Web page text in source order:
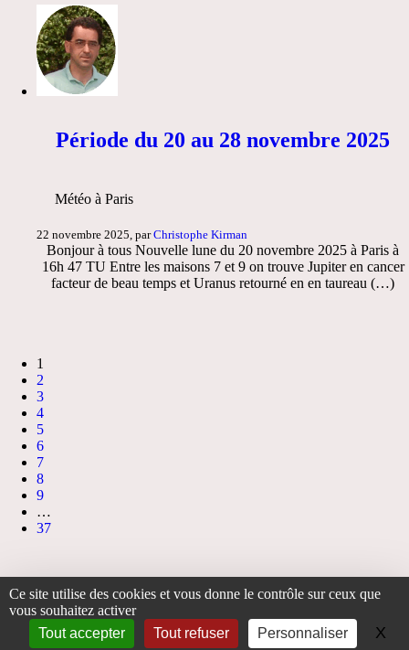
Période du 20 au 28 novembre 2025
Météo à Paris
22 novembre 2025, parChristophe Kirman
Bonjour à tous Nouvelle lune du 20 novembre 2025 à Paris à
16h 47 TU Entre les maisons 7 et 9 on trouve Jupiter en cancer
facteur de beau temps et Uranus retourné en en taureau (…)
1
2
3
4
5
6
7
8
9
…
37
L’association> Football ligue des champions 2017
Plan du site|Espace privé| |contact|accueil
Ce site utilise des cookies et vous donne le contrôle sur ceux que
vous souhaitez activer
Tout accepter
Tout refuser Personnaliser X